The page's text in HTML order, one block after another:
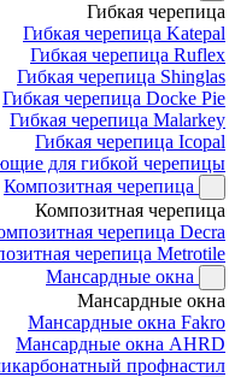
Гибкая черепица
Гибкая черепица Katepal
Гибкая черепица Ruflex
Гибкая черепица Shinglas
Гибкая черепица Docke Pie
Гибкая черепица Malarkey
Гибкая черепица Icopal
для гибкой черепицы
Композитная черепица
Композитная черепица
черепица Decra
черепица Metrotile
Мансардные окна
Мансардные окна
Мансардные окна Fakro
Мансардные окна AHRD
профнастил